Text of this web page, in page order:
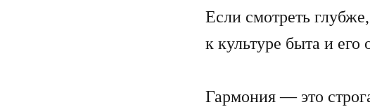
Если смотреть
к культуре быта и
Гармония — это